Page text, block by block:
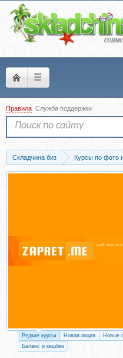
☰
Правила Служба поддержки
Складчина биз Курсы по фото
Скачать Весенняя обработка
Редкие курсы Новая акция Новые
Баланс и кешбек